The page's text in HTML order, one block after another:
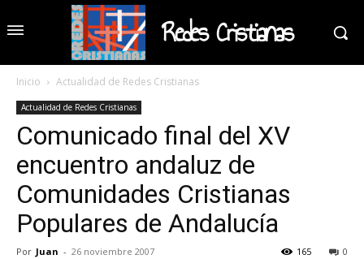
Redes Cristianas
Inicio Actualidad de Redes Cristianas
Actualidad de Redes Cristianas
Comunicado final del XV
encuentro andaluz de
Comunidades Cristianas
Populares de Andalucía
Por Juan - 26 noviembre 2007 0
165